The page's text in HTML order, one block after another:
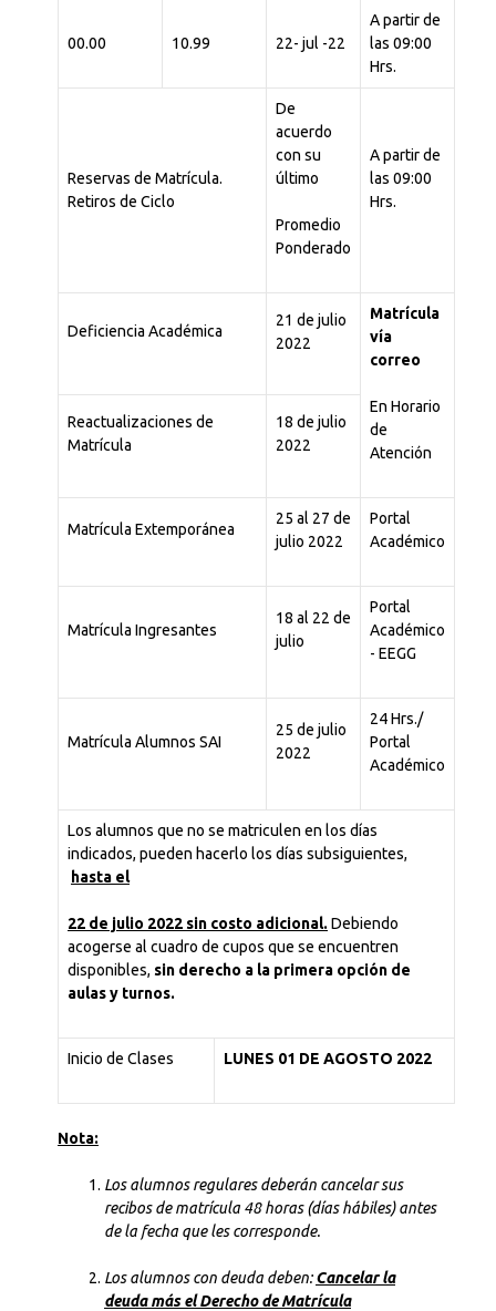
00.00 10.99 22- jul -22
A partir de
las 09:00
Hrs.
Reservas de Matrícula.
Retiros de Ciclo
De
acuerdo
con su
último
Promedio
Ponderado
A partir de
las 09:00
Hrs.
Deficiencia Académica
21 de julio
2022
Matrícula
vía
correo
En Horario
de
Atención
Reactualizaciones de
Matrícula
18 de julio
2022
Matrícula Extemporánea
25 al 27 de
julio 2022
Portal
Académico
Matrícula Ingresantes
18 al 22 de
julio
Portal
Académico
- EEGG
Matrícula Alumnos SAI
25 de julio
2022
24 Hrs./
Portal
Académico
Los alumnos que no se matriculen en los días
indicados, pueden hacerlo los días subsiguientes,
hasta el
22 de julio 2022 sin costo adicional. Debiendo
acogerse al cuadro de cupos que se encuentren
disponibles, sin derecho a la primera opción de
aulas y turnos.
Inicio de Clases LUNES 01 DE AGOSTO 2022
Nota:
Los alumnos regulares deberán cancelar sus
recibos de matrícula 48 horas (días hábiles)antes
de la fecha que les corresponde.
Los alumnos con deuda deben:Cancelar la
deuda más el Derecho de Matrícula